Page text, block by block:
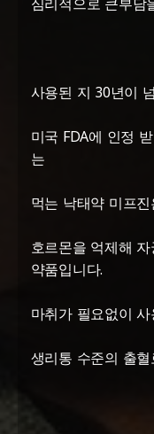
사용된 지 30년이
미국 FDA에 인정
는
먹는 낙태약 미프
호르몬을 억제해
약품입니다.
마취가 필요없이
생리통 수준의 출